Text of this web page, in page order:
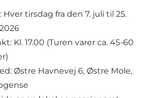
Hver tirsdag fra den 7. juli til 25.
Kl. 17.00 (Turen varer ca. 45-60
Østre Havnevej 6, Østre Mole,